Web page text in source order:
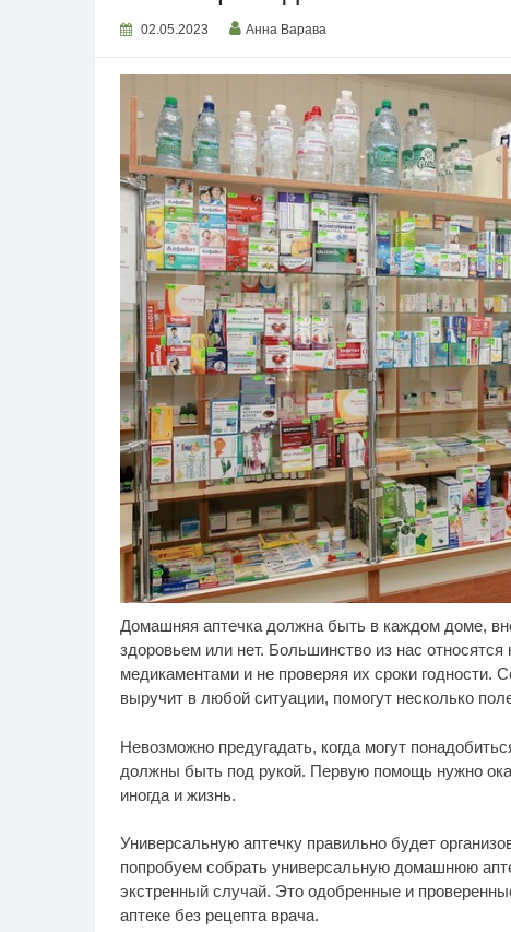
02.05.2023 Анна Варава
Домашняя аптечка должна быть в каждом доме,
здоровьем или нет. Большинство из нас
медикаментами и не проверяя их сроки
выручит в любой ситуации, помогут несколько
Невозможно предугадать, когда могут
должны быть под рукой. Первую помощь нужно
иногда и жизнь.
Универсальную аптечку правильно будет
попробуем собрать универсальную домашнюю
экстренный случай. Это одобренные и
аптеке без рецепта врача.
i
Скрытая камера на
пляже Крыма: Что люди
вытворяют, когда их не
видят...
Ролик